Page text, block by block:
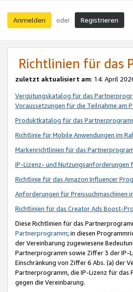
Anmelden oder Registrieren
Richtlinien für das
zuletzt aktualisiert am: 14. April
Vergütungskatalog für das
Voraussetzungen für die Teilnahme am
Produktkatalog für das
Richtlinie für Mobile Anwendungen im
Markenrichtlinien für das
IP-Lizenz- und Nutzungsanforderungen
Richtlinie für das Amazon Influencer
Anforderungen für Preissuchmaschinen
Richtlinien für das Creator Ads Boost-
Diese Richtlinien für das
Partnerprogramm; in diesen
der Vereinbarung zugewiesene
Partnerprogramm sowie Ziffer 3 der IP-
Einschränkung von Ziffer 6 Abs. (a) der
Partnerprogramm, die IP-Lizenz für
gegen die Vereinbarung.